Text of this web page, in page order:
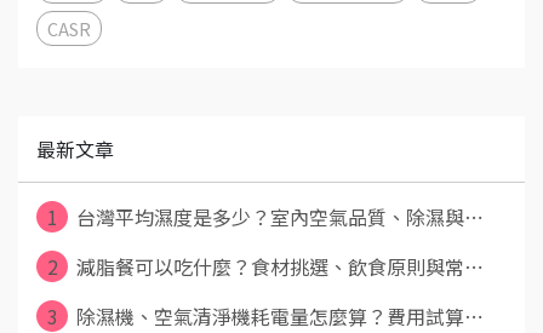
CASR
最新文章
1
台灣平均濕度是多少？室內空氣品質、除濕與⋯
2
減脂餐可以吃什麼？食材挑選、飲食原則與常⋯
3
除濕機、空氣清淨機耗電量怎麼算？費用試算⋯